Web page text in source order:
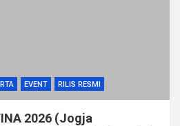
EVENT RILIS RESMI
2026 (Jogja